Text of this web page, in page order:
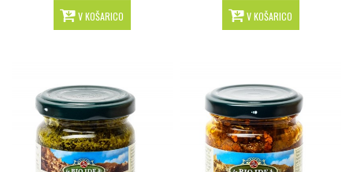
V KOŠARICO V KOŠARICO